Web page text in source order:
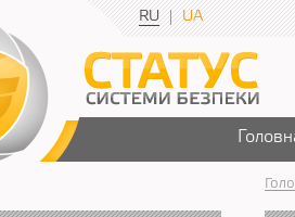
RU UA